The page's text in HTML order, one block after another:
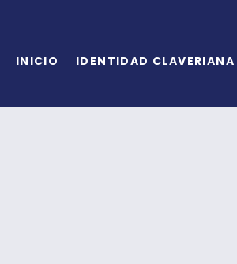
INICIO IDENTIDAD CLAVERIANA